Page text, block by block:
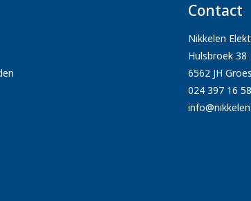
Contact
Nikkelen
Hulsbroek 38
6562 JH
024 397 16 58